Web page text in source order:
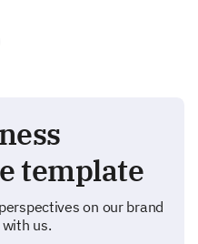
template
on our brand
us.